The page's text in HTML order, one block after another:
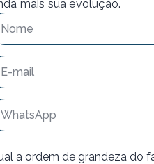
mais sua evolução.
a ordem de grandeza do